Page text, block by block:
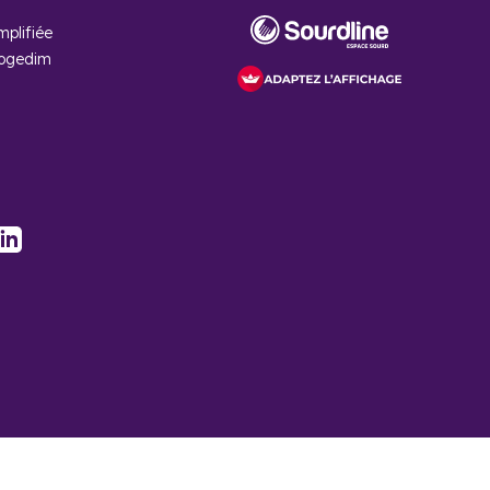
de 4 230 €/m². Ainsi, le prix moyen a augmenté depuis
LinkedIn